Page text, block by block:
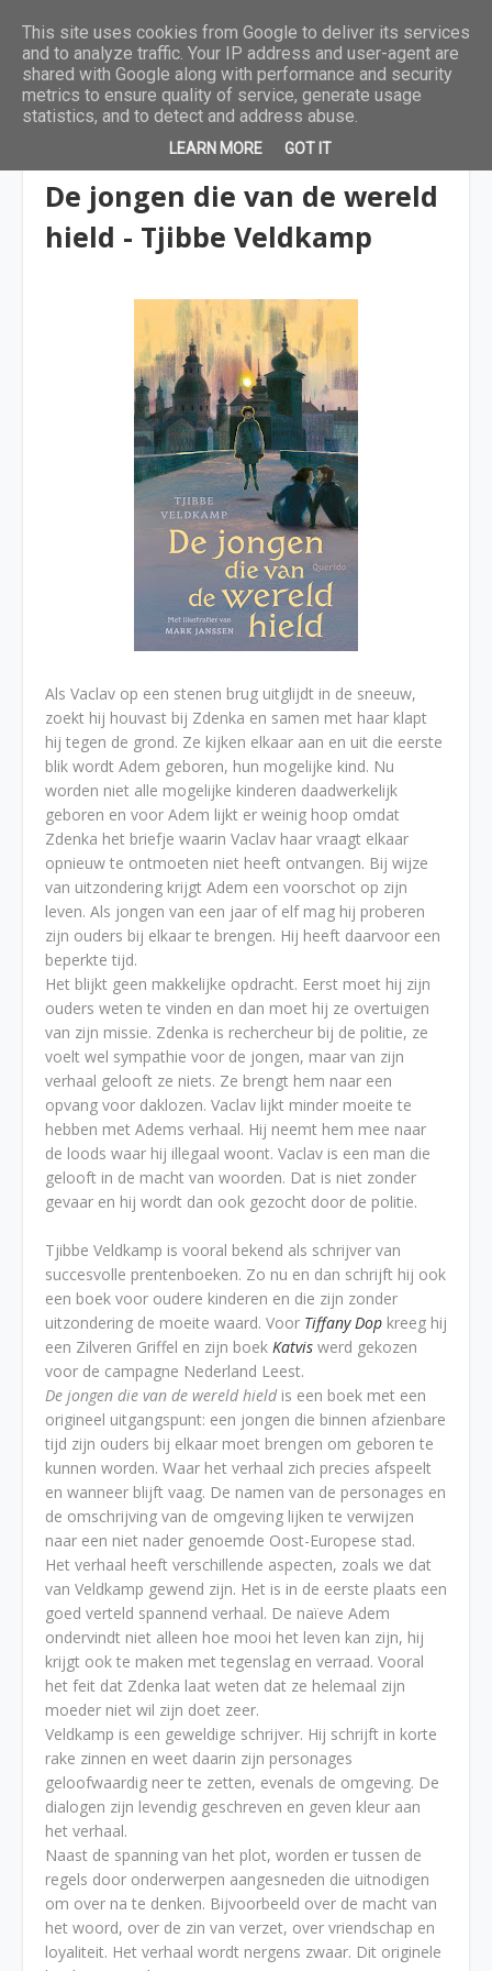
De jongen die van de wereld
hield - Tjibbe Veldkamp
Als Vaclav op een stenen brug uitglijdt in de sneeuw,
zoekt hij houvast bij Zdenka en samen met haar klapt
hij tegen de grond. Ze kijken elkaar aan en uit die eerste
blik wordt Adem geboren, hun mogelijke kind. Nu
worden niet alle mogelijke kinderen daadwerkelijk
geboren en voor Adem lijkt er weinig hoop omdat
Zdenka het briefje waarin Vaclav haar vraagt elkaar
opnieuw te ontmoeten niet heeft ontvangen. Bij wijze
van uitzondering krijgt Adem een voorschot op zijn
leven. Als jongen van een jaar of elf mag hij proberen
zijn ouders bij elkaar te brengen. Hij heeft daarvoor een
beperkte tijd.
Het blijkt geen makkelijke opdracht. Eerst moet hij zijn
ouders weten te vinden en dan moet hij ze overtuigen
van zijn missie. Zdenka is rechercheur bij de politie, ze
voelt wel sympathie voor de jongen, maar van zijn
verhaal gelooft ze niets. Ze brengt hem naar een
opvang voor daklozen. Vaclav lijkt minder moeite te
hebben met Adems verhaal. Hij neemt hem mee naar
de loods waar hij illegaal woont. Vaclav is een man die
gelooft in de macht van woorden. Dat is niet zonder
gevaar en hij wordt dan ook gezocht door de politie.
Tjibbe Veldkamp is vooral bekend als schrijver van
succesvolle prentenboeken. Zo nu en dan schrijft hij ook
een boek voor oudere kinderen en die zijn zonder
uitzondering de moeite waard. Voor Tiffany Dop kreeg hij
een Zilveren Griffel en zijn boek Katvis werd gekozen
voor de campagne Nederland Leest.
De jongen die van de wereld hieldis een boek met een
origineel uitgangspunt: een jongen die binnen afzienbare
tijd zijn ouders bij elkaar moet brengen om geboren te
kunnen worden. Waar het verhaal zich precies afspeelt
en wanneer blijft vaag. De namen van de personages en
de omschrijving van de omgeving lijken te verwijzen
naar een niet nader genoemde Oost-Europese stad.
Het verhaal heeft verschillende aspecten, zoals we dat
van Veldkamp gewend zijn. Het is in de eerste plaats een
goed verteld spannend verhaal. De naïeve Adem
ondervindt niet alleen hoe mooi het leven kan zijn, hij
krijgt ook te maken met tegenslag en verraad. Vooral
het feit dat Zdenka laat weten dat ze helemaal zijn
moeder niet wil zijn doet zeer.
Veldkamp is een geweldige schrijver. Hij schrijft in korte
rake zinnen en weet daarin zijn personages
geloofwaardig neer te zetten, evenals de omgeving. De
dialogen zijn levendig geschreven en geven kleur aan
het verhaal.
Naast de spanning van het plot, worden er tussen de
regels door onderwerpen aangesneden die uitnodigen
om over na te denken. Bijvoorbeeld over de macht van
het woord, over de zin van verzet, over vriendschap en
loyaliteit. Het verhaal wordt nergens zwaar. Dit originele
This site uses cookies from Google to deliver its services
and to analyze traffic. Your IP address and user-agent are
shared with Google along with performance and security
metrics to ensure quality of service, generate usage
statistics, and to detect and address abuse.
LEARN MORE GOT IT